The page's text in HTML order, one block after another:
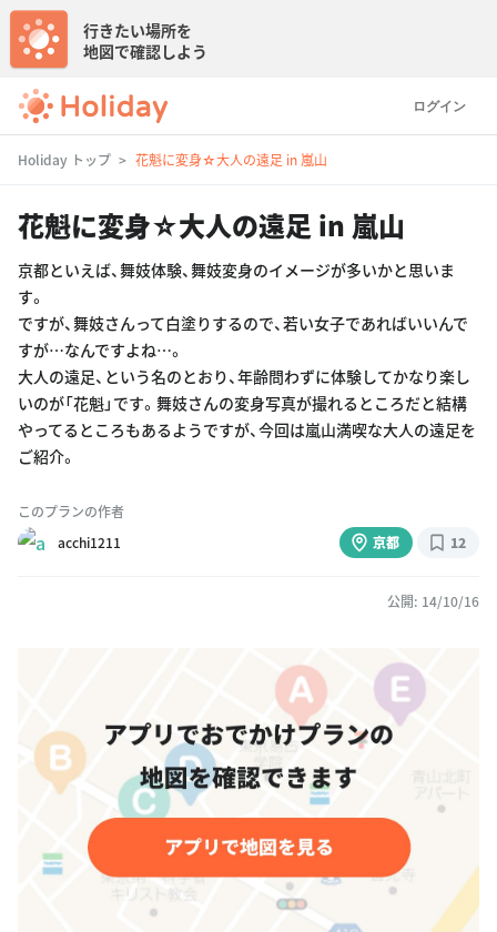
ログイン
行きたい場所を
地図で確認しよう
Holiday トップ 花魁に変身☆大人の遠足 in 嵐山
花魁に変身☆大人の遠足 in 嵐山
京都といえば、舞妓体験、舞妓変身のイメージが多いかと思いま
す。
ですが、舞妓さんって白塗りするので、若い女子であればいいんで
すが…なんですよね…。
大人の遠足、という名のとおり、年齢問わずに体験してかなり楽し
いのが「花魁」です。舞妓さんの変身写真が撮れるところだと結構
やってるところもあるようですが、今回は嵐山満喫な大人の遠足を
ご紹介。
このプランの作者
acchi1211
京都 12
公開: 14/10/16